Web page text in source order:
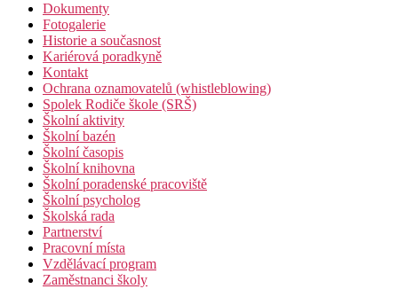
Dokumenty
Fotogalerie
Historie a současnost
Kariérová poradkyně
Kontakt
Ochrana oznamovatelů (whistleblowing)
Spolek Rodiče škole (SRŠ)
Školní aktivity
Školní bazén
Školní časopis
Školní knihovna
Školní poradenské pracoviště
Školní psycholog
Školská rada
Partnerství
Pracovní místa
Vzdělávací program
Zaměstnanci školy